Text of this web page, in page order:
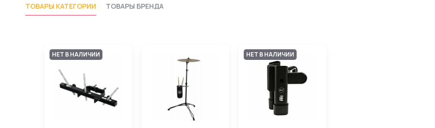
ТОВАРЫ КАТЕГОРИИ ТОВАРЫ БРЕНДА
НЕТ В НАЛИЧИИ НЕТ В НАЛИЧИИ